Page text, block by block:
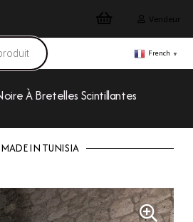
Vendeur
French ▼
À Bretelles Scintillantes
MADE IN TUNISIA